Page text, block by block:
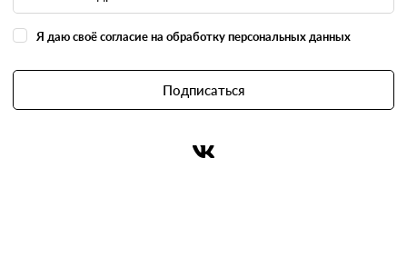
Я даю своё согласие на обработку персональных данных
Подписаться